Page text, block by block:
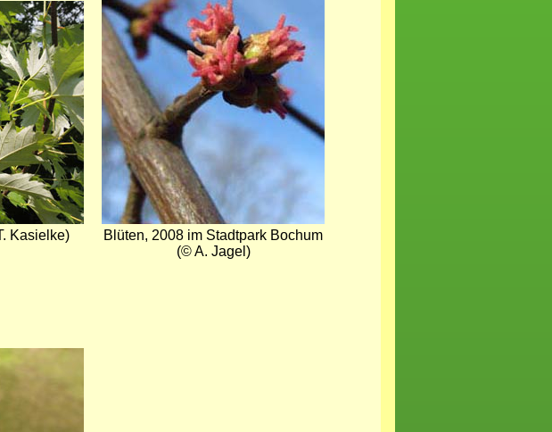
Kasielke)
Blüten, 2008 im Stadtpark Bochum
(© A. Jagel)